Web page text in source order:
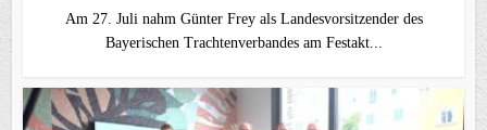
Am 27. Juli nahm Günter Frey als Landesvorsitzender des
Bayerischen Trachtenverbandes am Festakt...